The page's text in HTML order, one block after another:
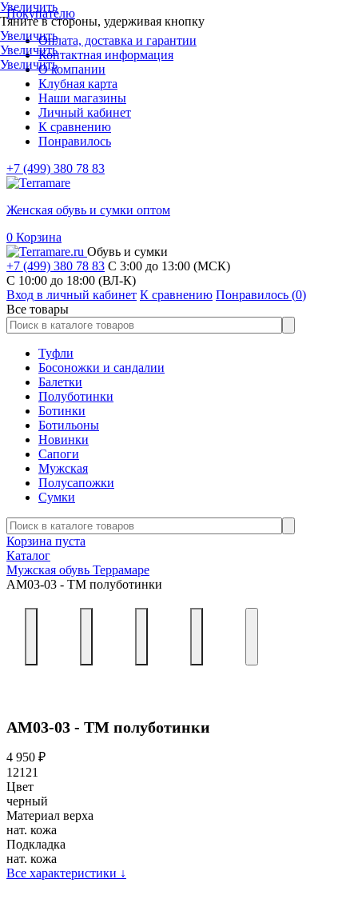
Покупателю
Оплата, доставка и гарантии
Контактная информация
О компании
Клубная карта
Наши магазины
Личный кабинет
К сравнению
Понравилось
+7 (499) 380 78 83
Женская обувь и сумки оптом
0 Корзина
Обувь и сумки
+7 (499) 380 78 83 С 3:00 до 13:00 (МСК)
C 10:00 до 18:00 (ВЛ-К)
Вход в личный кабинет К сравнению Понравилось (0)
Все товары
Туфли
Босоножки и сандалии
Балетки
Полуботинки
Ботинки
Ботильоны
Новинки
Сапоги
Мужская
Полусапожки
Сумки
Корзина пуста
Каталог
Мужская обувь Террамаре
АМ03-03 - ТМ полуботинки
Увеличить
Тяните в стороны, удерживая кнопку
Увеличить
Увеличить
Увеличить
АМ03-03 - ТМ полуботинки
4 950 ₽
12121
Цвет
черный
Материал верха
нат. кожа
Подкладка
нат. кожа
Все характеристики ↓